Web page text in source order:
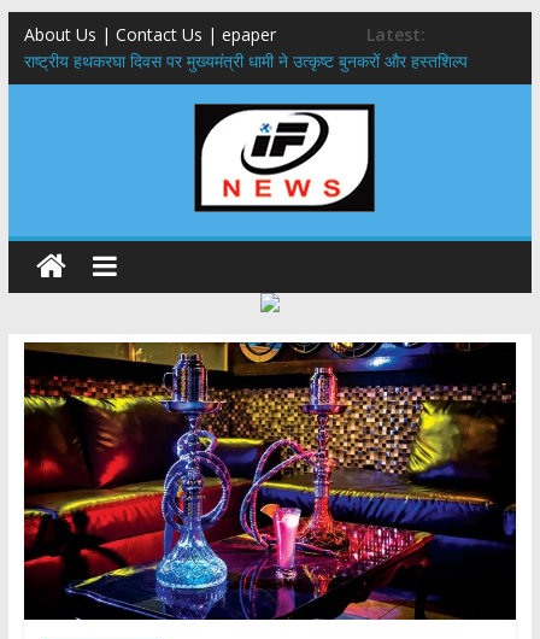
About Us | Contact Us | epaper
Latest:
राष्ट्रीय हथकरघा दिवस पर मुख्यमंत्री धामी ने उत्कृष्ट बुनकरों और हस्तशिल्प
कारीगरों को किया सम्मानित
मुख्यमंत्री ने उत्तराखण्ड क्षत्रिय कल्याण समिति की वेबसाइट एवं क्षत्रिय जागरण
मुख्यमंत्री ने हर घर तिरंगा यात्रा कार्यक्रम में किया प्रतिभाग,मुख्यमंत्री ने
प्रदेशवासियों से स्वतंत्रता दिवस पर अपने घरों में तिरंगा फहराने का किया आवाह्न
नंदा की चौकी पुल हादसा: PWD के EE, AE और JE निलंबित, सीएम धामी के निर्देश
पर सख्त कार्रवाई
मुख्यमंत्री ने 9 लाख 87 हजार17 पेंशन लाभार्थियों को कुल 146 करोड़ 32 लाख
की पेंशन राशि का किया भुगतान